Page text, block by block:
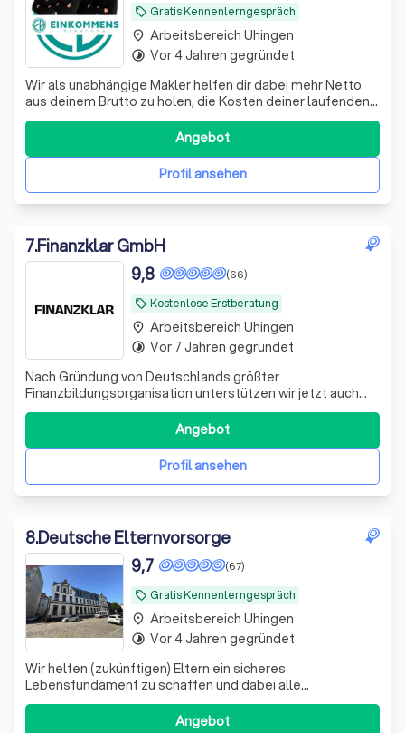
local_offer Gratis Kennenlerngespräch
Wir als unabhängige Makler helfen dir dabei mehr Netto
aus deinem Brutto zu holen, die Kosten deiner laufenden
Verträge zu reduzieren und deine Rentenlücke zu
Profil ansehen
Angebot
place Arbeitsbereich Uhingen
timelapse Vor 4 Jahren gegründet
7.Finanzklar GmbH
local_offer Kostenlose Erstberatung
(66)
9,8
Nach Gründung von Deutschlands größter
Finanzbildungsorganisation unterstützen wir jetzt auch
bei der Umsetzung. Bekannt aus ZDF, ARD, RTL und vielen
Profil ansehen
Angebot
place Arbeitsbereich Uhingen
timelapse Vor 7 Jahren gegründet
8.Deutsche Elternvorsorge
local_offer Gratis Kennenlerngespräch
(67)
9,7
Wir helfen (zukünftigen) Eltern ein sicheres
Lebensfundament zu schaffen und dabei alle
Steuervorteile zu nutzen, die dir zustehen.
Angebot
place Arbeitsbereich Uhingen
timelapse Vor 4 Jahren gegründet